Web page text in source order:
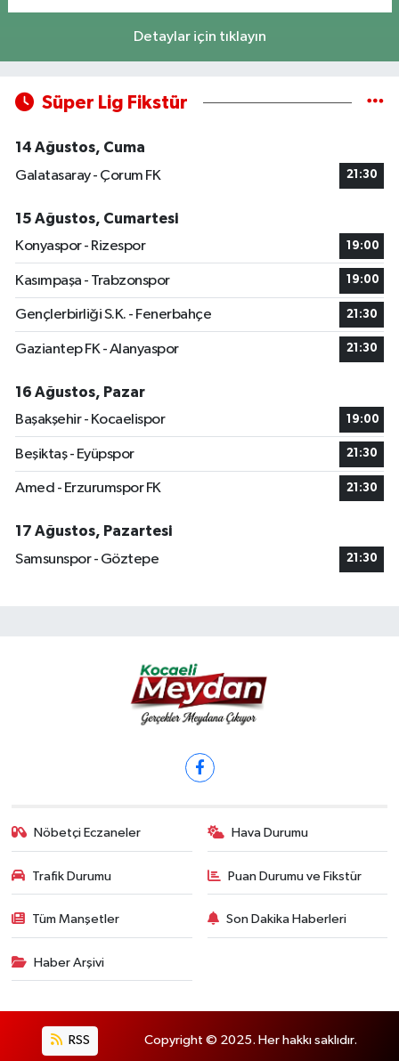
Detaylar için tıklayın
Süper Lig Fikstür
14 Ağustos, Cuma
Galatasaray - Çorum FK
21:30
15 Ağustos, Cumartesi
Konyaspor - Rizespor
19:00
Kasımpaşa - Trabzonspor 19:00
Gençlerbirliği S.K. - Fenerbahçe 21:30
Gaziantep FK - Alanyaspor 21:30
16 Ağustos, Pazar
Başakşehir - Kocaelispor
19:00
Beşiktaş - Eyüpspor 21:30
Amed - Erzurumspor FK 21:30
17 Ağustos, Pazartesi
Samsunspor - Göztepe
21:30
Nöbetçi Eczaneler Hava Durumu
Trafik Durumu Puan Durumu ve Fikstür
Tüm Manşetler Son Dakika Haberleri
Haber Arşivi
RSS Copyright © 2025. Her hakkı saklıdır.